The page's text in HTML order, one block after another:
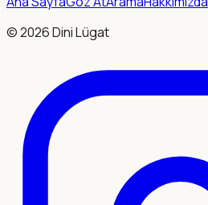
©2026Dini Lügat